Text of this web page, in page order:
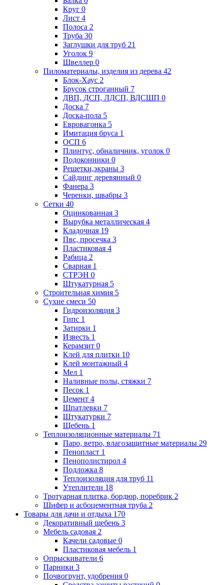
Круг 0
Лист 4
Полоса 2
Труба 30
Заглушки для труб 21
Уголок 9
Швеллер 0
Пиломатериалы, изделия из дерева 42
Блок-Хаус 2
Брусок строганный 7
ДВП, ДСП, ЛДСП, ВДСШП 0
Доска 7
Доска-пола 5
Евровагонка 5
Имитация бруса 1
ОСП 6
Плинтус, обналичник, уголок 0
Подоконники 0
Решетки,экраны 3
Сайдинг деревянный 0
Фанера 3
Черенки, швабры 3
Сетки 40
Оцинкованная 3
Вырубка металлическая 4
Кладочная 19
Пвс, просечка 3
Пластиковая 4
Рабица 2
Сварная 1
СТРЭН 0
Штукатурная 5
Строительная химия 5
Сухие смеси 50
Гидроизоляция 3
Гипс 1
Затирки 1
Известь 1
Керамзит 0
Клей для плитки 10
Клей монтажный 4
Мел 1
Наливные полы, стяжки 7
Песок 1
Цемент 4
Шпатлевки 7
Штукатурки 7
Щебень 1
Теплоизоляционные материалы 71
Паро, ветро, влагозащитные материалы 29
Пенопласт 1
Пенополистирол 4
Подложка 8
Теплоизоляция для труб 11
Утеплители 18
Тротуарная плитка, бордюр, поребрик 2
Шифер и асбоцементная труба 2
Товары для дачи и отдыха 170
Декоративный щебень 3
Мебель садовая 2
Качели садовые 0
Пластиковая мебель 1
Опрыскиватели 6
Парники 3
Почвогрунт, удобрения 0